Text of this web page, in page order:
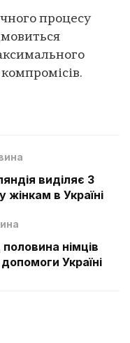
процесу
виділяє 3
в Україні
німців
Україні